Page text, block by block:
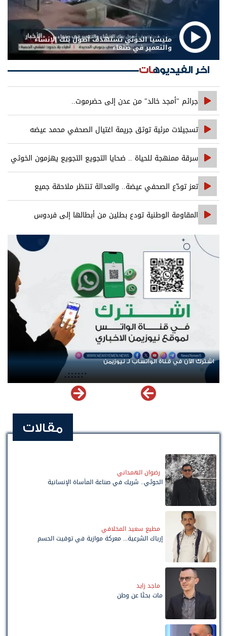
مليشيا الحوثي تستهدف أصول بنك الإنشاء
والتعمير في صنعاء
اخر الفيديوهات
جرائم "أمجد خالد" من عدن إلى حضرموت..
تسجيلات مرئية توثق جريمة اغتيال الصحفي محمد عيضه
سرقة ممنهجة للحياة .. ضحايا التجويع التجويع يهزمون الخوثي
تعز تودّع الصحفي عيضة.. والعدالة تنتظر ملاحقة جميع
المتورطين
المقاومة الوطنية تودع بطلين من أبطالها إلى فردوس
الشهداء في المخا
اشترك الآن في قناة الواتساب لـ نيوزيمن
مقالات
رضوان الهمداني
الحوثي.. شريك في صناعة المأساة الإنسانية
مطيع سعيد المخلافي
إرباك الشرعية... معركة موازية في توقيت الحسم
ماجد زايد
مات بحثًا عن وطن